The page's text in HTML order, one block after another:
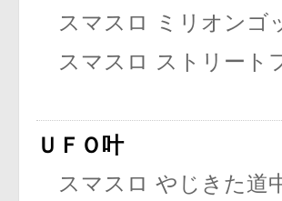
スマスロ ミリオンゴ
スマスロ ストリート
ＵＦＯ叶
スマスロ やじきた道